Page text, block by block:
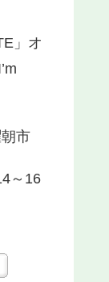
」オ
市
～16